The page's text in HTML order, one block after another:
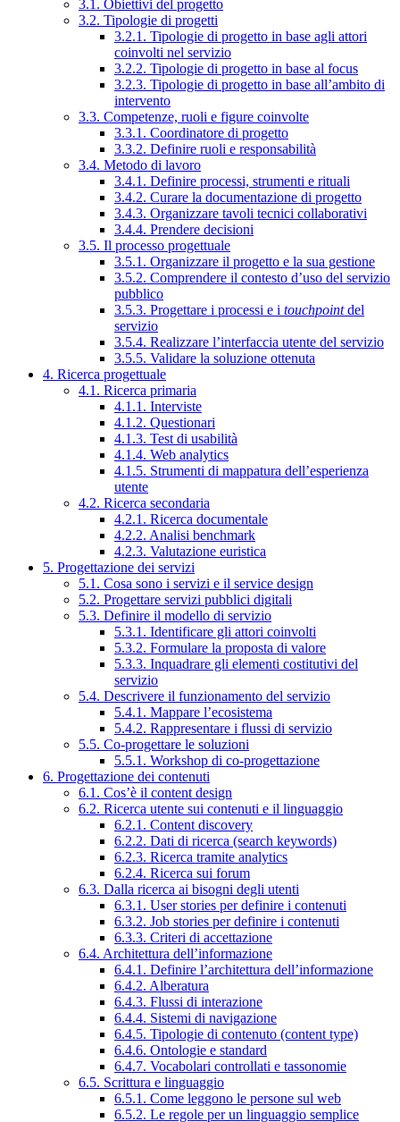
3.1. Obiettivi del progetto
3.2. Tipologie di progetti
3.2.1. Tipologie di progetto in base agli attori
coinvolti nel servizio
3.2.2. Tipologie di progetto in base al focus
3.2.3. Tipologie di progetto in base all’ambito di
intervento
3.3. Competenze, ruoli e figure coinvolte
3.3.1. Coordinatore di progetto
3.3.2. Definire ruoli e responsabilità
3.4. Metodo di lavoro
3.4.1. Definire processi, strumenti e rituali
3.4.2. Curare la documentazione di progetto
3.4.3. Organizzare tavoli tecnici collaborativi
3.4.4. Prendere decisioni
3.5. Il processo progettuale
3.5.1. Organizzare il progetto e la sua gestione
3.5.2. Comprendere il contesto d’uso del servizio
pubblico
3.5.3. Progettare i processi e i touchpointdel
servizio
3.5.4. Realizzare l’interfaccia utente del servizio
3.5.5. Validare la soluzione ottenuta
4. Ricerca progettuale
4.1. Ricerca primaria
4.1.1. Interviste
4.1.2. Questionari
4.1.3. Test di usabilità
4.1.4. Web analytics
4.1.5. Strumenti di mappatura dell’esperienza
utente
4.2. Ricerca secondaria
4.2.1. Ricerca documentale
4.2.2. Analisi benchmark
4.2.3. Valutazione euristica
5. Progettazione dei servizi
5.1. Cosa sono i servizi e il service design
5.2. Progettare servizi pubblici digitali
5.3. Definire il modello di servizio
5.3.1. Identificare gli attori coinvolti
5.3.2. Formulare la proposta di valore
5.3.3. Inquadrare gli elementi costitutivi del
servizio
5.4. Descrivere il funzionamento del servizio
5.4.1. Mappare l’ecosistema
5.4.2. Rappresentare i flussi di servizio
5.5. Co-progettare le soluzioni
5.5.1. Workshop di co-progettazione
6. Progettazione dei contenuti
6.1. Cos’è il content design
6.2. Ricerca utente sui contenuti e il linguaggio
6.2.1. Content discovery
6.2.2. Dati di ricerca (search keywords)
6.2.3. Ricerca tramite analytics
6.2.4. Ricerca sui forum
6.3. Dalla ricerca ai bisogni degli utenti
6.3.1. User stories per definire i contenuti
6.3.2. Job stories per definire i contenuti
6.3.3. Criteri di accettazione
6.4. Architettura dell’informazione
6.4.1. Definire l’architettura dell’informazione
6.4.2. Alberatura
6.4.3. Flussi di interazione
6.4.4. Sistemi di navigazione
6.4.5. Tipologie di contenuto (content type)
6.4.6. Ontologie e standard
6.4.7. Vocabolari controllati e tassonomie
6.5. Scrittura e linguaggio
6.5.1. Come leggono le persone sul web
6.5.2. Le regole per un linguaggio semplice